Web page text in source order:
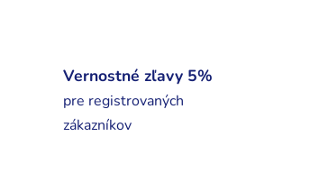
Vernostné zľavy 5%
pre registrovaných
zákazníkov